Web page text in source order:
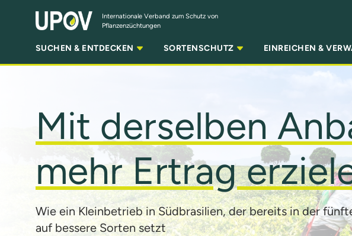
Zum Hauptinhalt springenInternationale Verband zum Schutz von
Pflanzenzüchtungen
SUCHEN & ENTDECKEN SORTENSCHUTZ EINREICHEN &
Mit derselben
mehr Ertrag
Wie ein Kleinbetrieb in Südbrasilien, der bereits in der
auf bessere Sorten setzt